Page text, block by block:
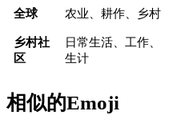
全球 农业、耕作、乡村
乡村社
区
日常生活、工作、
生计
相似的Emoji